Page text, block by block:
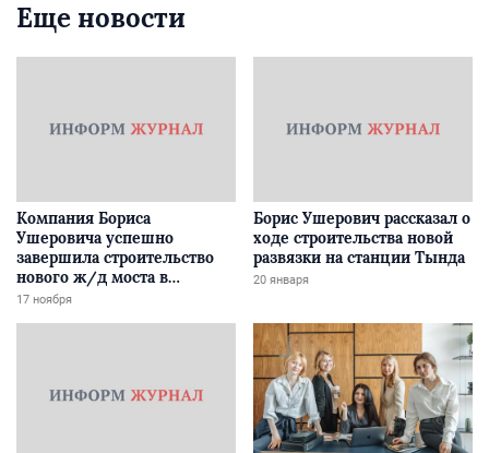
Еще новости
Компания Бориса
Ушеровича успешно
завершила строительство
нового ж/д моста в
Забайкалье
17 ноября
Борис Ушерович рассказал о
ходе строительства новой
развязки на станции Тында
20 января